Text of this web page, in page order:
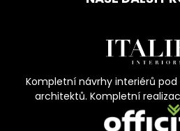
Kompletní návrhy interiérů
architektů. Kompletní